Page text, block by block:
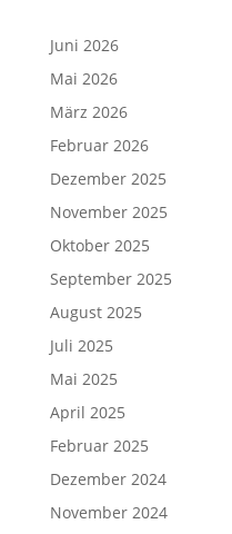
Juni 2026
Mai 2026
März 2026
Februar 2026
Dezember 2025
November 2025
Oktober 2025
September 2025
August 2025
Juli 2025
Mai 2025
April 2025
Februar 2025
Dezember 2024
November 2024